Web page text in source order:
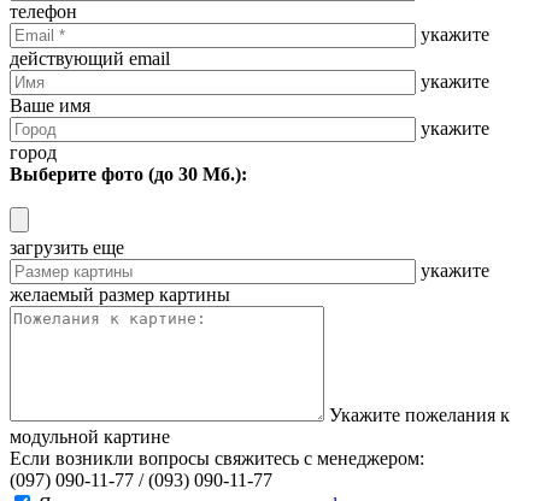
телефон
укажите
действующий email
укажите
Ваше имя
укажите
город
Выберите фото (до 30 Мб.):
загрузить еще
укажите
желаемый размер картины
Укажите пожелания к
модульной картине
Если возникли вопросы свяжитесь с менеджером:
(097) 090-11-77 /(093) 090-11-77